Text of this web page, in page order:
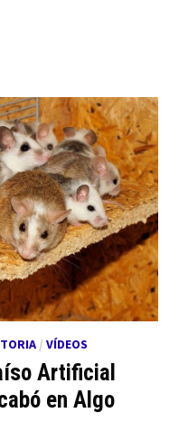
/ VÍDEOS
Artificial
en Algo